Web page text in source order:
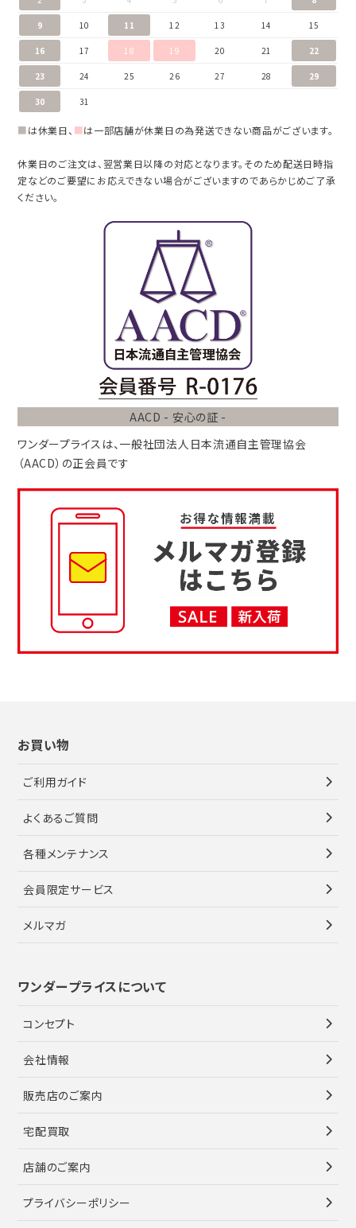
9 10 11 12 13 14 15
16 17 18 19 20 21 22
23 24 25 26 27 28 29
30 31
■は休業日、 ■は一部店舗が休業日の為発送できない商品がございます。
休業日のご注文は、翌営業日以降の対応となります。そのため配送日時指
定などのご要望にお応えできない場合がございますのであらかじめご了承
ください。
AACD - 安心の証 -
ワンダープライスは、一般社団法人 日本流通自主管理協会
（AACD） の正会員です
お買い物
ご利用ガイド
よくあるご質問
各種メンテナンス
会員限定サービス
メルマガ
ワンダープライスについて
コンセプト
会社情報
販売店のご案内
宅配買取
店舗のご案内
プライバシーポリシー